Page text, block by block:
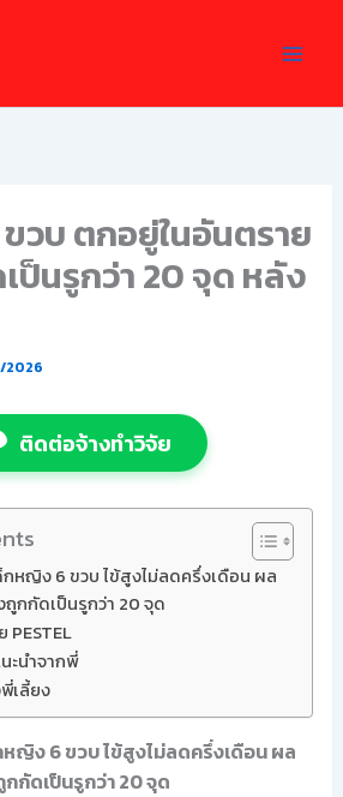
วบ ตกอยู่ในอันตราย
ป็นรูกว่า 20 จุด หลัง
2026
ติดต่อจ้างทำวิจัย
กหญิง 6 ขวบ ไข้สูงไม่ลดครึ่งเดือน ผล
กกัดเป็นรูกว่า 20 จุด
PESTEL
ะนำจากพี่
เลี้ยง
หญิง 6 ขวบ ไข้สูงไม่ลดครึ่งเดือน ผล
กัดเป็นรูกว่า 20 จุด